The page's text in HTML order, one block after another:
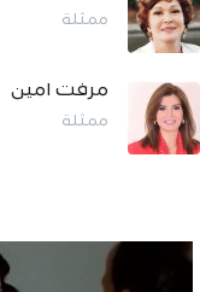
ممثلة
مرفت امين
ممثلة